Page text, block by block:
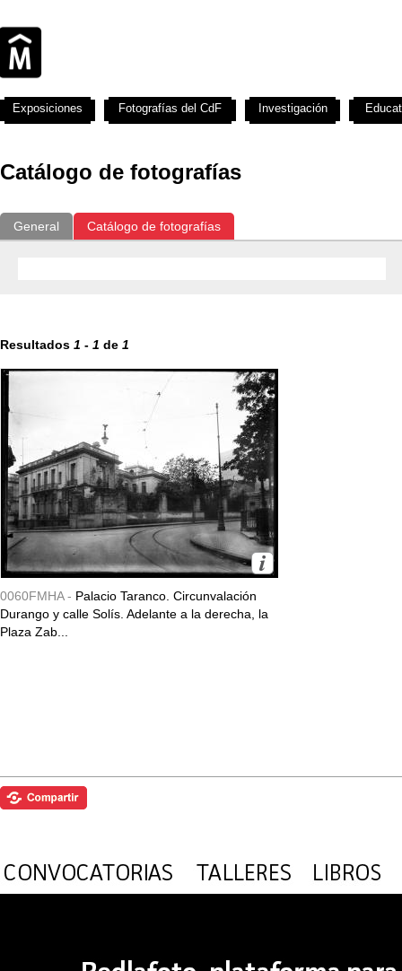
Catálogo de fotografías
General Catálogo de fotografías
Resultados 1 - 1 de 1
0060FMHA - Palacio Taranco. Circunvalación
Durango y calle Solís. Adelante a la derecha, la
Plaza Zab...
Exposiciones Fotografías del CdF Investigación